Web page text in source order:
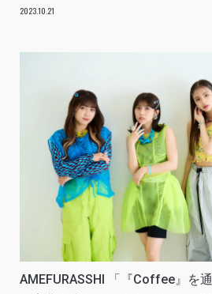
2023.10.21
AMEFURASSHI 「『Coffee』を